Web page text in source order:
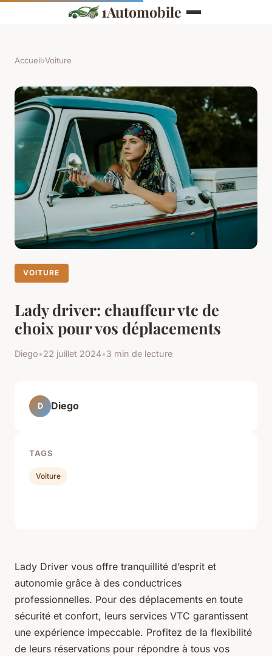
1Automobile
Accueil›Voiture
VOITURE
Lady driver: chauffeur vtc de
choix pour vos déplacements
Diego•22 juillet 2024•3 min de lecture
Lady Driver vous offre tranquillité d’esprit et
autonomie grâce à des conductrices
professionnelles. Pour des déplacements en toute
sécurité et confort, leurs services VTC garantissent
une expérience impeccable. Profitez de la flexibilité
de leurs réservations pour répondre à tous vos
D Diego
TAGS
Voiture